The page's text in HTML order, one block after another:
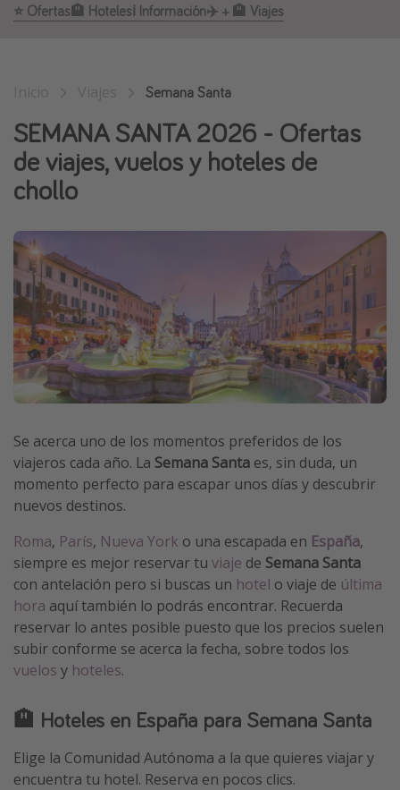
Viajar sola como mujer
Vacaciones de Playa
Viajes para singles
Escapadas románticas
Trabajar en el extranjero
Cruceros por el Mediterráneo
Hoteles más hot de España
Guía de equipaje de mano
Parques de atracciones
Viaja con musicales
Harry Potter en Londres y otros destinos
Eventos deportivos
⭐️ Ofertas🏨 Hotelesℹ️ Información✈️ + 🏨 Viajes
Semana Santa
SEMANA SANTA 2026 - Ofertas
de viajes, vuelos y hoteles de
chollo
Se acerca uno de los momentos preferidos de los
viajeros cada año. La Semana Santa es, sin duda, un
momento perfecto para escapar unos días y descubrir
nuevos destinos.
Roma, París, Nueva York o una escapada en España,
siempre es mejor reservar tu viaje de Semana Santa
con antelación pero si buscas un hotel o viaje de última
hora aquí también lo podrás encontrar. Recuerda
reservar lo antes posible puesto que los precios suelen
subir conforme se acerca la fecha, sobre todos los
vuelos y hoteles.
🏨 Hoteles en España para Semana Santa
Elige la Comunidad Autónoma a la que quieres viajar y
encuentra tu hotel. Reserva en pocos clics.